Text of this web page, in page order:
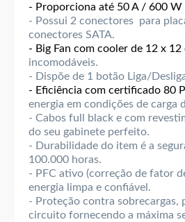
- Proporciona até 50 A / 600 W
- Possui 2 conectores para
conectores SATA.
- Big Fan com cooler de 12 x 12
incomodáveis.
- Dispõe de 1 botão Liga/
- Eficiência com certificado 80
energia em condições de carga
- Cabos full black e com
do seu gabinete perfeito.
- Durabilidade do item é a
100.000 horas.
- PFC ativo (correção de fator
energia limpa e confiável.
- Proteção contra sobrecargas,
circuito fornecendo a máxima